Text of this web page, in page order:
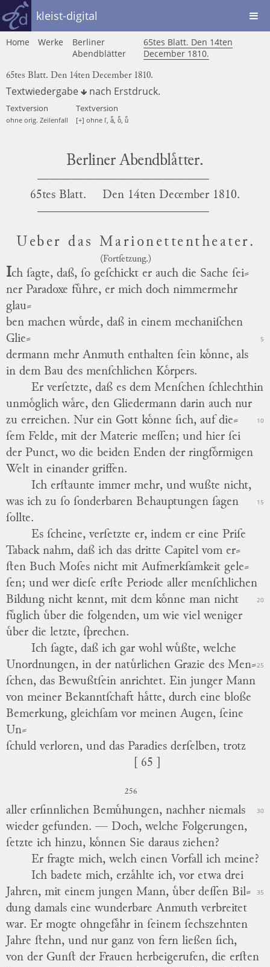
kleist-digital
Home Werke
Berliner
Abendblätter
65tes Blatt. Den 14ten
December 1810.
65tes Blatt. Den 14ten December 1810.
Textwiedergabe nach Erstdruck.
Textversion
ohne orig. Zeilenfall
Textversion
[+] ohne ſ, aͤ, oͤ, uͤ
Berliner Abendblaͤtter.
65tes Blatt. Den14ten December 1810.
Ueber das Marionettentheater.
(Fortſetzung.)
Ich ſagte, daß, ſo geſchickt er auch die Sache ſei⸗
ner Paradoxe fuͤhre, er mich doch nimmermehr
glau⸗
ben machen wuͤrde, daß in einem mechaniſchen
Glie⸗ 5
dermann mehr Anmuth enthalten ſein koͤnne, als
in dem Bau des menſchlichen Koͤrpers.
Er verſetzte, daß es dem Menſchen ſchlechthin
unmoͤglich waͤre, den Gliedermann darin auch nur
zu erreichen. Nur ein Gott koͤnne ſich, auf die⸗ 10
ſem Felde, mit der Materie meſſen; und hier ſei
der Punct, wo die beiden Enden der ringfoͤrmigen
Welt in einander griffen.
Ich erſtaunte immer mehr, und wußte nicht,
was ich zu ſo ſonderbaren Behauptungen ſagen
15
ſollte.
Es ſcheine, verſetzte er, indem er eine Priſe
Taback nahm, daß ich das dritte Capitel vom er⸗
ſten Buch Moſes nicht mit Aufmerkſamkeit gele⸗
ſen; und wer dieſe erſte Periode aller menſchlichen
20
Bildung nicht kennt, mit dem koͤnne man nicht
fuͤglich uͤber die folgenden, um wie viel weniger
uͤber die letzte, ſprechen.
Ich ſagte, daß ich gar wohl wuͤßte, welche
Unordnungen, in der natuͤrlichen Grazie des Men⸗25
ſchen, das Bewußtſein anrichtet. Ein junger Mann
von meiner Bekanntſchaft haͤtte, durch eine bloße
Bemerkung, gleichſam vor meinen Augen, ſeine
Un⸗
ſchuld verloren, und das Paradies derſelben, trotz
[ 65 ]
256
aller erſinnlichen Bemuͤhungen, nachher niemals 30
wieder gefunden. — Doch, welche Folgerungen,
ſetzte ich hinzu, koͤnnen Sie daraus ziehen?
Er fragte mich, welch einen Vorfall ich meine?
Ich badete mich, erzaͤhlte ich, vor etwa drei
Jahren, mit einem jungen Mann, uͤber deſſen Bil⸗ 35
dung damals eine wunderbare Anmuth verbreitet
war. Er mogte ohngefaͤhr in ſeinem ſechszehnten
Jahre ſtehn, und nur ganz von fern ließen ſich,
von der Gunſt der Frauen herbeigerufen, die erſten